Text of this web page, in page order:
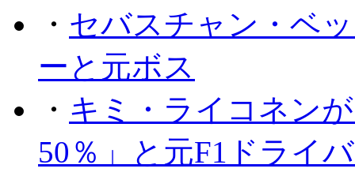
・ セバスチャン・ベ
ーと元ボス
・ キミ・ライコネン
50％」と元F1ドライ